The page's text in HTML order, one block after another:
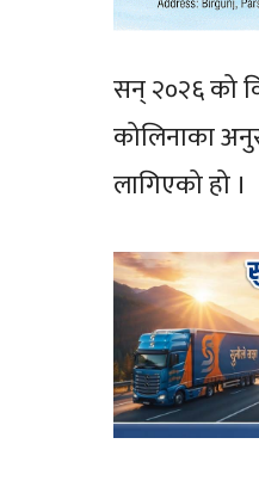
सन् २०२६ को
कोलिनाका
लागिएको हो ।